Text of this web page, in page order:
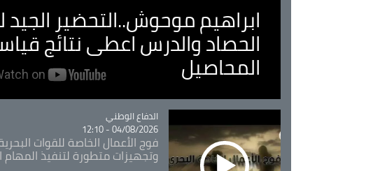
ابراهيم موحوش..التحضير الجيد
الحصاد والدرس اعطى نتائج
المحاصيل
Catégorie
الدفاع الوطني
04/08/2026 - 12:10
فوج الأعمال الخاصة للقوات
وتجهيزات متطورة لتنفيذ